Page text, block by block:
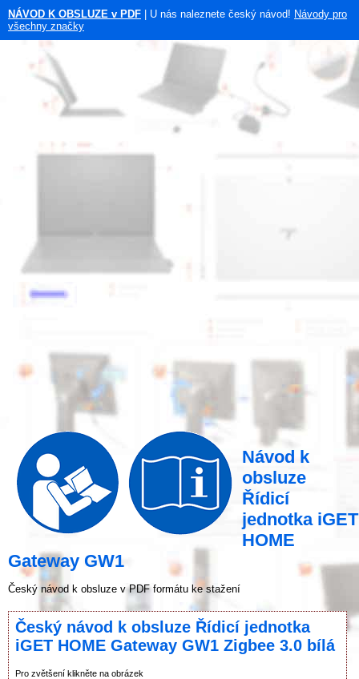
NÁVOD K OBSLUZE v PDF | U nás naleznete český návod! Návody pro
všechny značky
Návod k
obsluze
Řídicí
jednotka iGET
HOME
Gateway GW1
Český návod k obsluze v PDF formátu ke stažení
Český návod k obsluze Řídicí jednotka
iGET HOME Gateway GW1 Zigbee 3.0 bílá
Pro zvětšení klikněte na obrázek